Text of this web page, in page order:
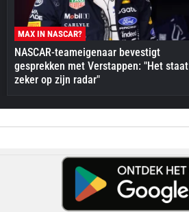
MAX IN NASCAR?
NASCAR-teameigenaar bevestigt
gesprekken met Verstappen: "Het staat
zeker op zijn radar"